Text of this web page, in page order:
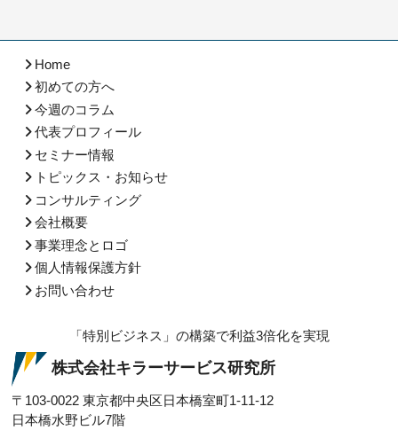
Home
初めての方へ
今週のコラム
代表プロフィール
セミナー情報
トピックス・お知らせ
コンサルティング
会社概要
事業理念とロゴ
個人情報保護方針
お問い合わせ
「特別ビジネス」の構築で利益3倍化を実現
株式会社キラーサービス研究所
〒103-0022 東京都中央区日本橋室町1-11-12
日本橋水野ビル7階